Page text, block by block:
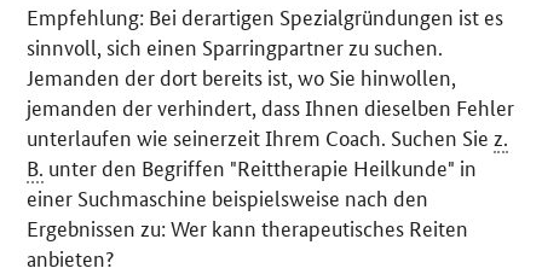
Empfehlung: Bei derartigen Spezialgründungen ist es
sinnvoll, sich einen Sparringpartner zu suchen.
Jemanden der dort bereits ist, wo Sie hinwollen,
jemanden der verhindert, dass Ihnen dieselben Fehler
unterlaufen wie seinerzeit Ihrem Coach. Suchen Sie z.
B. unter den Begriffen "Reittherapie Heilkunde" in
einer Suchmaschine beispielsweise nach den
Ergebnissen zu: Wer kann therapeutisches Reiten
anbieten?